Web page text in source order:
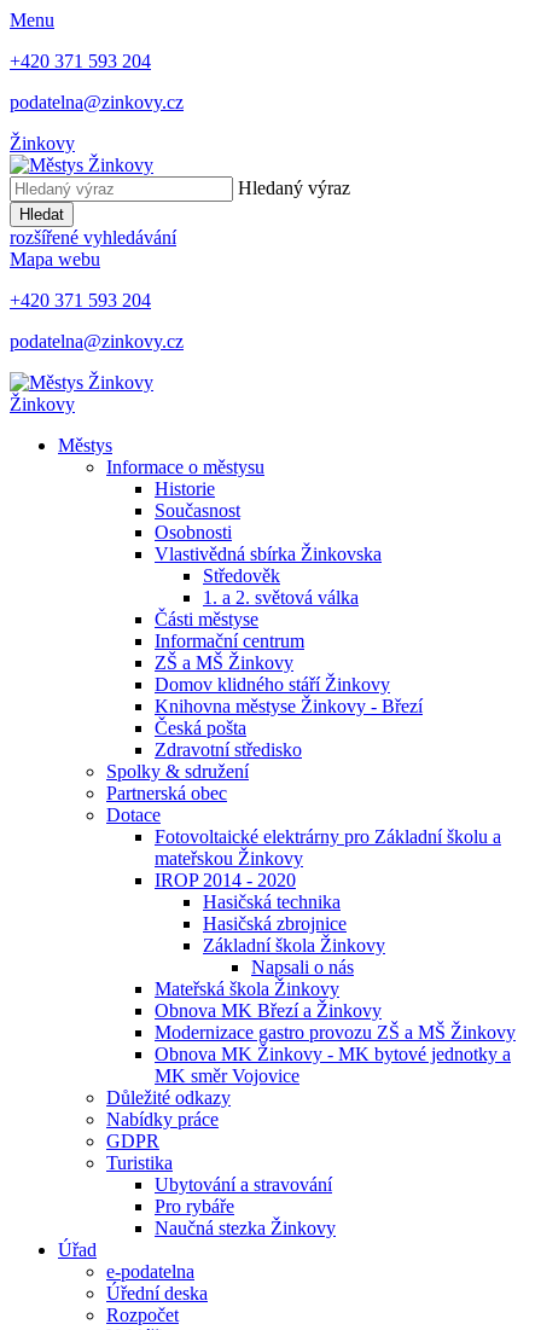
Menu
+420 371 593 204
podatelna@zinkovy.cz
Žinkovy
Hledaný výraz
Hledat
rozšířené vyhledávání
Mapa webu
+420 371 593 204
podatelna@zinkovy.cz
Žinkovy
Městys
Informace o městysu
Historie
Současnost
Osobnosti
Vlastivědná sbírka Žinkovska
Středověk
1. a 2. světová válka
Části městyse
Informační centrum
ZŠ a MŠ Žinkovy
Domov klidného stáří Žinkovy
Knihovna městyse Žinkovy - Březí
Česká pošta
Zdravotní středisko
Spolky & sdružení
Partnerská obec
Dotace
Fotovoltaické elektrárny pro Základní školu a
mateřskou Žinkovy
IROP 2014 - 2020
Hasičská technika
Hasičská zbrojnice
Základní škola Žinkovy
Napsali o nás
Mateřská škola Žinkovy
Obnova MK Březí a Žinkovy
Modernizace gastro provozu ZŠ a MŠ Žinkovy
Obnova MK Žinkovy - MK bytové jednotky a
MK směr Vojovice
Důležité odkazy
Nabídky práce
GDPR
Turistika
Ubytování a stravování
Pro rybáře
Naučná stezka Žinkovy
Úřad
e-podatelna
Úřední deska
Rozpočet